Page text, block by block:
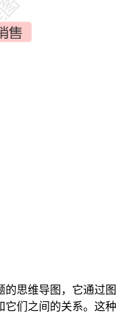
的思维导图，它通过图
它们之间的关系。这种